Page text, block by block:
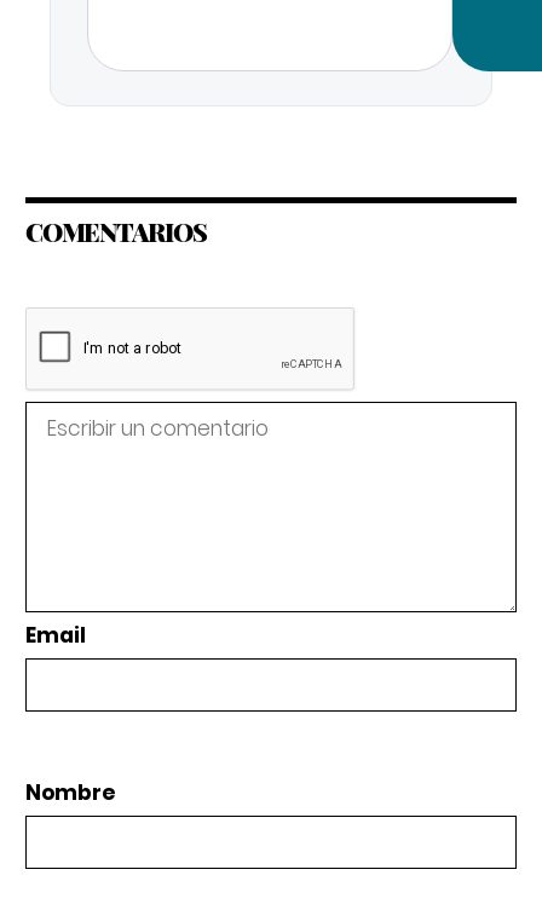
COMENTARIOS
Email
Nombre